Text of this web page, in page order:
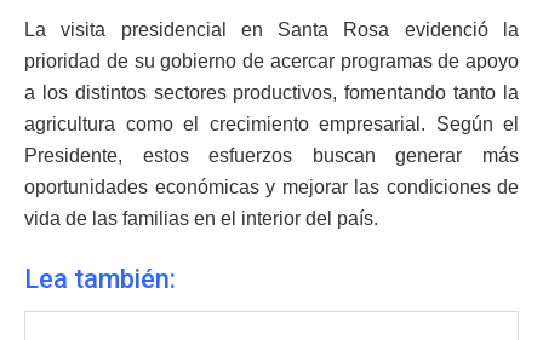
La visita presidencial en Santa Rosa evidenció la
prioridad de su gobierno de acercar programas de apoyo
a los distintos sectores productivos, fomentando tanto la
agricultura como el crecimiento empresarial. Según el
Presidente, estos esfuerzos buscan generar más
oportunidades económicas y mejorar las condiciones de
vida de las familias en el interior del país.
Lea también: